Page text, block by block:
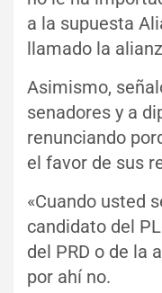
a la supuesta
llamado la
Asimismo,
senadores y a
renunciando
el favor de sus
«Cuando usted
candidato del
del PRD o de la
por ahí no.